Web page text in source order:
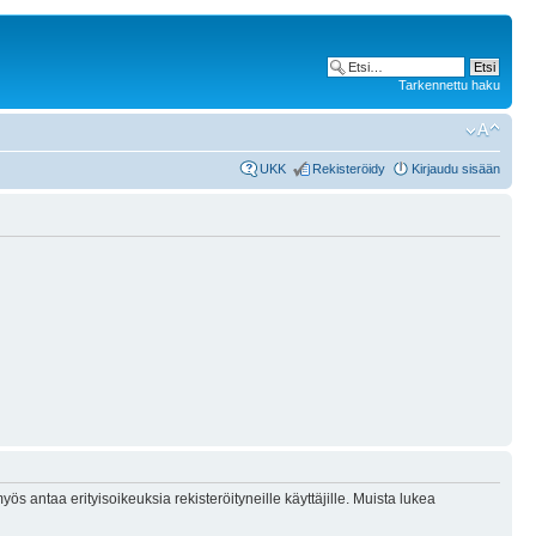
Tarkennettu haku
UKK Rekisteröidy Kirjaudu sisään
antaa erityisoikeuksia rekisteröityneille käyttäjille. Muista lukea